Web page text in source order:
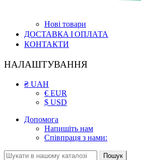
Нові товари
ДОСТАВКА І ОПЛАТА
КОНТАКТИ
НАЛАШТУВАННЯ
₴ UAH
€ EUR
$ USD
Допомога
Напишіть нам
Співпраця з нами:
Пошук